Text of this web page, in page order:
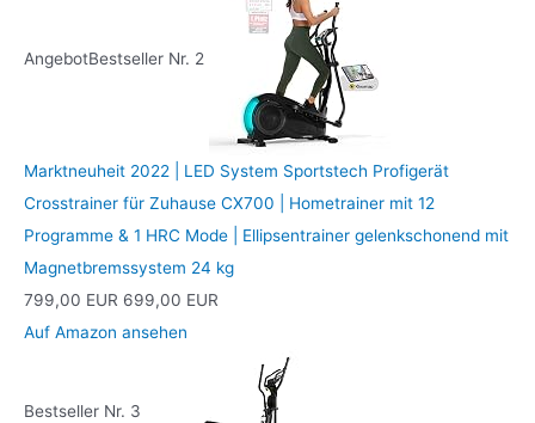
AngebotBestseller Nr. 2
Marktneuheit 2022 | LED System Sportstech Profigerät
Crosstrainer für Zuhause CX700 | Hometrainer mit 12
Programme & 1 HRC Mode | Ellipsentrainer gelenkschonend mit
Magnetbremssystem 24 kg
799,00 EUR 699,00 EUR
Auf Amazon ansehen
Bestseller Nr. 3